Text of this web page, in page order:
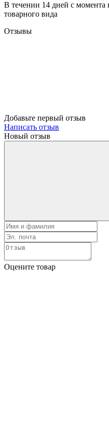
В течении 14 дней с момента
товарного вида
Отзывы
Добавьте первый отзыв
Написать отзыв
Новый отзыв
Оцените товар